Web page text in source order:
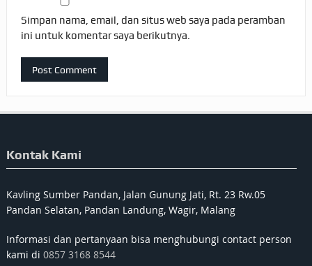
Simpan nama, email, dan situs web saya pada peramban
ini untuk komentar saya berikutnya.
Kontak Kami
Kavling Sumber Pandan, Jalan Gunung Jati, Rt. 23 Rw.05
Pandan Selatan, Pandan Landung, Wagir, Malang
Informasi dan pertanyaan bisa menghubungi contact person
kami di 0857 3168 8544